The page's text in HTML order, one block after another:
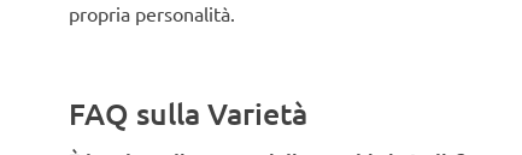
propria personalità.
FAQ sulla Varietà